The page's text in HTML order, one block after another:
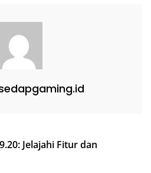
Jelajahi Fitur dan